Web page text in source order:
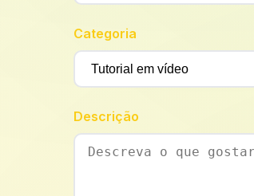
Categoria
Descrição